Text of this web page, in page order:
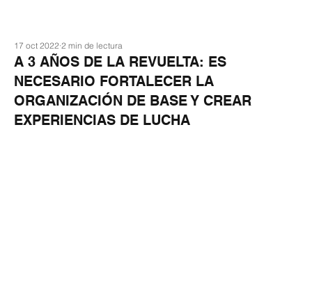
A 3 AÑOS DE LA REVUELTA: ES
NECESARIO FORTALECER LA
ORGANIZACIÓN DE BASE Y CREAR
EXPERIENCIAS DE LUCHA
17 oct 2022 2 min de lectura